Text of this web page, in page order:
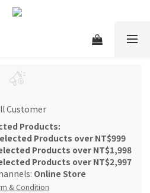
Customer
Products:
Products over NT$999
Products over NT$1,998
Products over NT$2,997
Online Store
& Condition